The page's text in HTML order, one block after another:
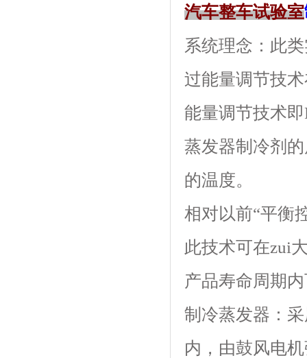
汽车整车试验室
系统理念
过能量调节技术
能量调节技术即
蒸发器制冷剂的
的温度。
相对以前“平衡控
此技术可在zui
产品寿命周期
制冷蒸发器
内，由鼓风电机